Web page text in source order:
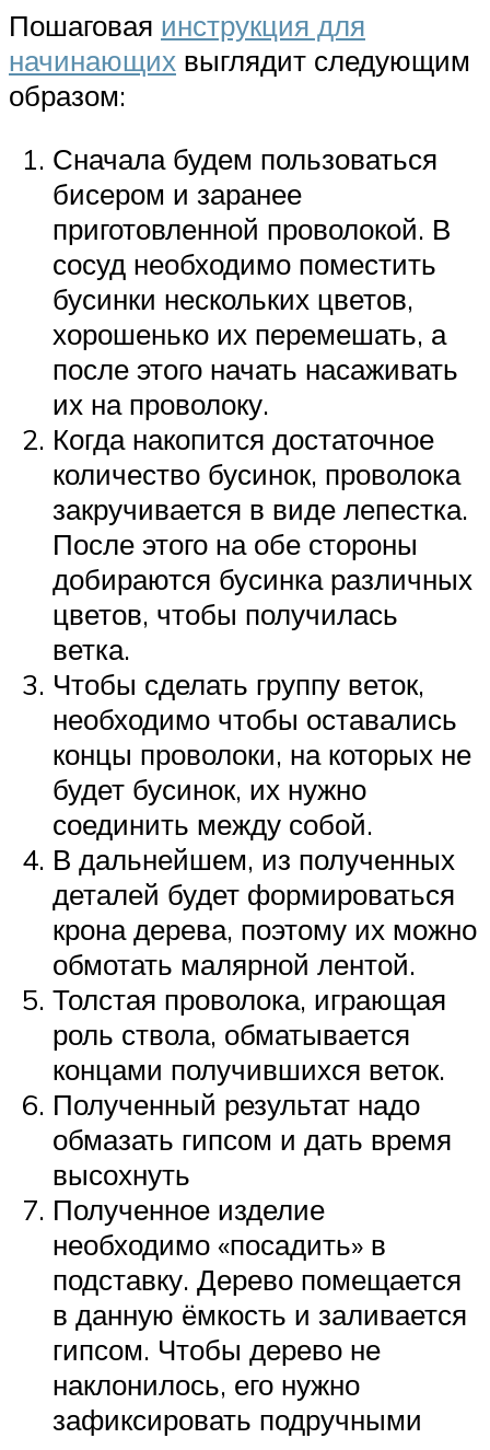
Пошаговая инструкция для
начинающих выглядит следующим
образом:
Сначала будем пользоваться
бисером и заранее
приготовленной проволокой. В
сосуд необходимо поместить
бусинки нескольких цветов,
хорошенько их перемешать, а
после этого начать насаживать
их на проволоку.
Когда накопится достаточное
количество бусинок, проволока
закручивается в виде лепестка.
После этого на обе стороны
добираются бусинка различных
цветов, чтобы получилась
ветка.
Чтобы сделать группу веток,
необходимо чтобы оставались
концы проволоки, на которых не
будет бусинок, их нужно
соединить между собой.
В дальнейшем, из полученных
деталей будет формироваться
крона дерева, поэтому их можно
обмотать малярной лентой.
Толстая проволока, играющая
роль ствола, обматывается
концами получившихся веток.
Полученный результат надо
обмазать гипсом и дать время
высохнуть
Полученное изделие
необходимо «посадить» в
подставку. Дерево помещается
в данную ёмкость и заливается
гипсом. Чтобы дерево не
наклонилось, его нужно
зафиксировать подручными